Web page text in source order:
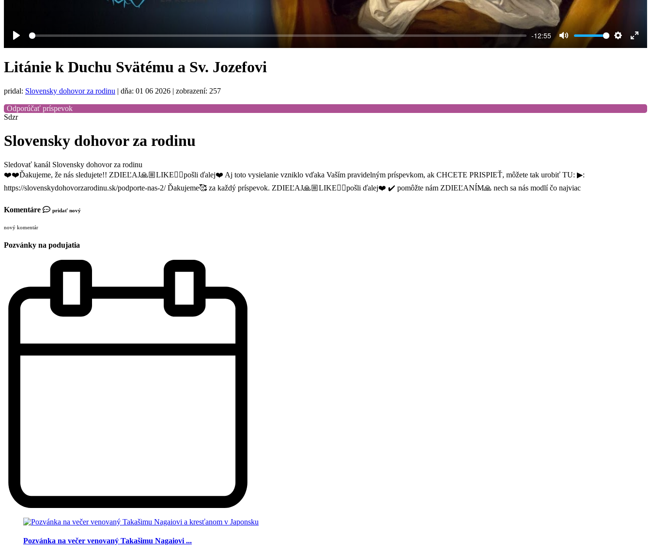
Play
-12:55
Mute Settings
Litánie k Duchu Svätému a Sv. Jozefovi
pridal: Slovensky dohovor za rodinu | dňa: 01 06 2026 | zobrazení: 257
Odporúčať príspevok
Sdzr
Slovensky dohovor za rodinu
Sledovať kanál Slovensky dohovor za rodinu
❤️❤️Ďakujeme, že nás sledujete!! ZDIEĽAJ🙏🏼LIKE👍🏼pošli ďalej❤️ Aj toto vysielanie vzniklo vďaka Vaším pravidelným príspevkom, ak CHCETE PRISPIEŤ, môžete tak urobiť TU: ▶:
https://slovenskydohovorzarodinu.sk/podporte-nas-2/ Ďakujeme🥰 za každý príspevok. ZDIEĽAJ🙏🏼LIKE👍🏼pošli ďalej❤️ ✔️ pomôžte nám ZDIEĽANÍM🙏 nech sa nás modlí čo najviac
Komentáre pridať nový
nový komentár
Pozvánky na podujatia
Pozvánka na večer venovaný Takašimu Nagaiovi ...